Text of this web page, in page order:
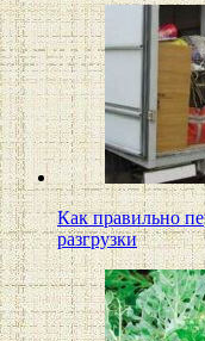
Как правильно
разгрузки